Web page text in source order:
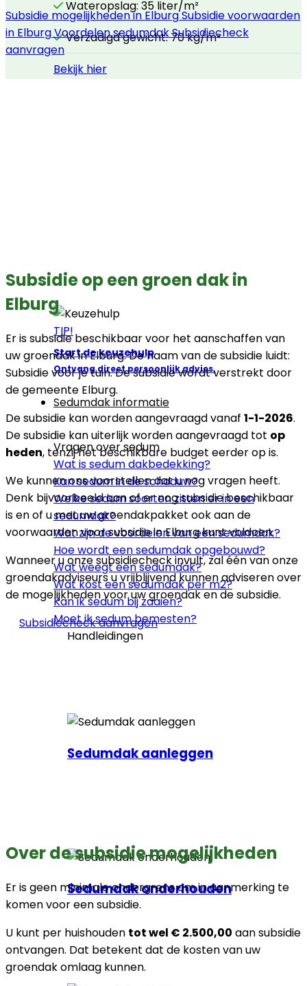
Wateropslag: 35 liter/m²
Verzadigd gewicht: 70 kg/m²
Bekijk hier
TIP!
Start de keuzehulp
Ontvang direct persoonlijk advies.
Sedumdak informatie
Vragen over sedum
Wat is sedum dakbedekking?
Kan sedum in de schaduw?
Welke sedum soorten zitten er in een
sedumdak?
Wat zijn de voordelen van een sedumdak?
Hoe wordt een sedumdak opgebouwd?
Wat weegt een sedumdak?
Wat kost een sedumdak per m2?
Kan ik sedum bij zaaien?
Moet ik sedum bemesten?
Handleidingen
Sedumdak aanleggen
Sedumdak onderhouden
Subsidie mogelijkheden in ElburgSubsidie voorwaarden
in ElburgVoordelen sedumdakSubsidiecheck
aanvragen
Subsidie op een groen dak in
Elburg
Er is subsidie beschikbaar voor het aanschaffen van
uw groendak in Elburg. De naam van de subsidie luidt:
Subsidie voor je tuin. De subsidie wordt verstrekt door
de gemeente Elburg.
De subsidie kan worden aangevraagd vanaf 1-1-2026.
De subsidie kan uiterlijk worden aangevraagd tot op
heden, tenzij het beschikbare budget eerder op is.
We kunnen ons voorstellen dat u nog vragen heeft.
Denk bijvoorbeeld aan of er nog subsidie beschikbaar
is en of u met uw groendakpakket ook aan de
voorwaarden voor subsidie in Elburg kunt voldoen.
Wanneer u onze subsidiecheck invult, zal één van onze
groendakadviseurs u vrijblijvend kunnen adviseren over
de mogelijkheden voor uw groendak en de subsidie.
Subsidiecheck aanvragen
Over de subsidie mogelijkheden
Er is geen minimale ondergrens om in aanmerking te
komen voor een subsidie.
U kunt per huishouden tot wel € 2.500,00 aan subsidie
ontvangen. Dat betekent dat de kosten van uw
groendak omlaag kunnen.